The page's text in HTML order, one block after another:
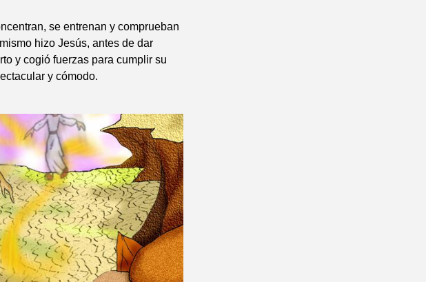
se entrenan y comprueban
hizo Jesús, antes de dar
y cogió fuerzas para cumplir su
y cómodo.